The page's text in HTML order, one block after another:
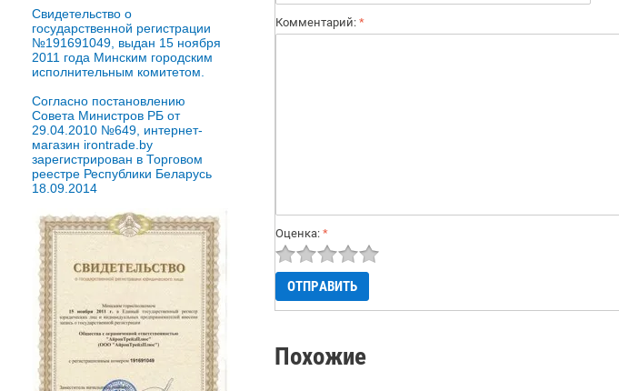
Свидетельство о
государственной регистрации
№191691049, выдан 15 ноября
2011 года Минским городским
исполнительным комитетом.
Согласно постановлению
Совета Министров РБ от
29.04.2010 №649, интернет-
магазин irontrade.by
зарегистрирован в Торговом
реестре Республики Беларусь
18.09.2014
Комментарий: *
Оценка: *
Похожие